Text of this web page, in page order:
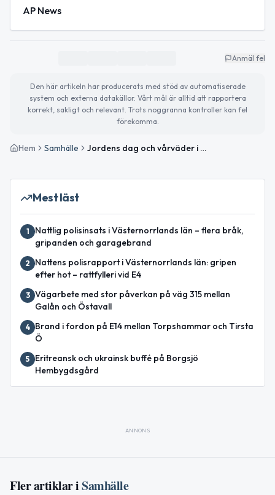
AP News
Anmäl fel
Den här artikeln har producerats med stöd av automatiserade
system och externa datakällor. Vårt mål är alltid att rapportera
korrekt, sakligt och relevant. Trots noggranna kontroller kan fel
förekomma.
Hem Samhälle Jordens dag och vårväder i Ånge – så ser tisdagen ut
Mest läst
1
Nattlig polisinsats i Västernorrlands län – flera bråk,
gripanden och garagebrand
2
Nattens polisrapport i Västernorrlands län: gripen
efter hot – rattfylleri vid E4
3 Vägarbete med stor påverkan på väg 315 mellan
Galån och Östavall
4
Brand i fordon på E14 mellan Torpshammar och Tirsta
Ö
5
Eritreansk och ukrainsk buffé på Borgsjö
Hembygdsgård
ANNONS
Fler artiklar iSamhälle